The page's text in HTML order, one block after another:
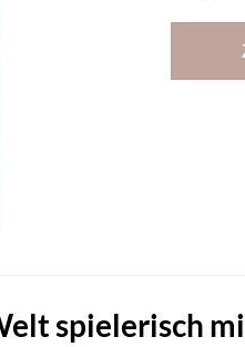
spielerisch